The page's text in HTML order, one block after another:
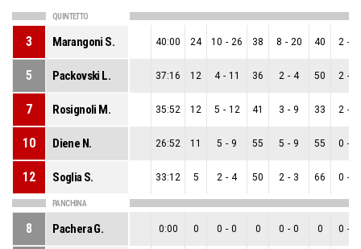
QUINTETTO
3 Marangoni S. 40:00 24 10 - 26 38 8 - 20 40 2 -
5 Packovski L. 37:16 12 4 - 11 36 2 - 4 50 2 -
7 Rosignoli M. 35:52 12 5 - 12 41 3 - 9 33 2 -
10 Diene N. 26:52 11 5 - 9 55 5 - 9 55 0 -
12 Soglia S. 33:12 5 2 - 4 50 2 - 3 66 0 -
PANCHINA
8 Pachera G. 0:00 0 0 - 0 0 0 - 0 0 0 -